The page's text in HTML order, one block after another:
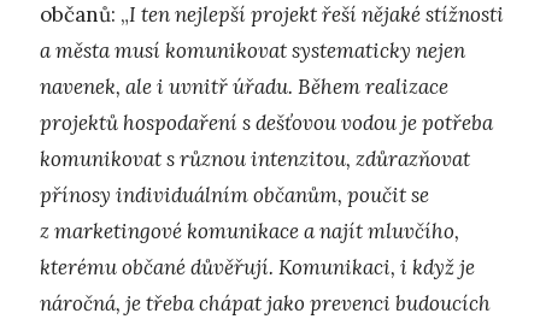
občanů: „I ten nejlepší projekt řeší nějaké stížnosti
a města musí komunikovat systematicky nejen
navenek, ale i uvnitř úřadu. Během realizace
projektů hospodaření s dešťovou vodou je potřeba
komunikovat s různou intenzitou, zdůrazňovat
přínosy individuálním občanům, poučit se
z marketingové komunikace a najít mluvčího,
kterému občané důvěřují. Komunikaci, i když je
náročná, je třeba chápat jako prevenci budoucích